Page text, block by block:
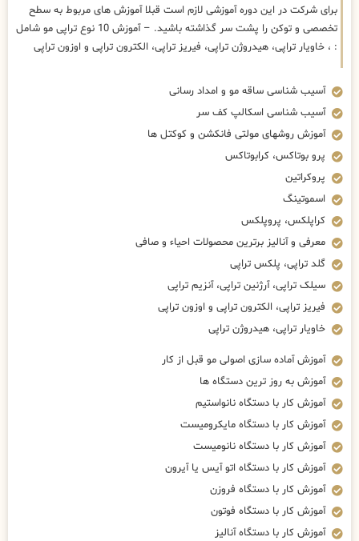
برای شرکت در این دوره آموزشی لازم است قبلا آموزش های مربوط به سطح
تخصصی و توکن را پشت سر گذاشته باشید. – آموزش 10 نوع تراپی مو شامل
: ، خاویار تراپی، هیدروژن تراپی، فیریز تراپی، الکترون تراپی و اوزون تراپی
آسیب شناسی ساقه مو و امداد رسانی
آسیب شناسی اسکالپ کف سر
آموزش روشهای مولتی فانکشن و کوکتل ها
پرو بوتاکس، کرابوتاکس
پروکراتین
اسموتینگ
کراپلکس، پروپلکس
معرفی و آنالیز برترین محصولات احیاء و صافی
گلد تراپی، پلکس تراپی
سیلک تراپی، آرژنین تراپی، آنزیم تراپی
فیریز تراپی، الکترون تراپی و اوزون تراپی
خاویار تراپی، هیدروژن تراپی
آموزش آماده سازی اصولی مو قبل از کار
آموزش به روز ترین دستگاه ها
آموزش کار با دستگاه نانواستیم
آموزش کار با دستگاه مایکرومیست
آموزش کار با دستگاه نانومیست
آموزش کار با دستگاه اتو آیس یا آیرون
آموزش کار با دستگاه فروزن
آموزش کار با دستگاه فوتون
آموزش کار با دستگاه آنالیز